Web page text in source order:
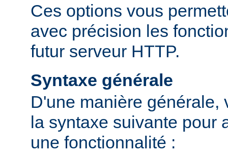
Ces options vous
avec précision les
futur serveur HTTP.
Syntaxe générale
D'une manière générale,
la syntaxe suivante pour
une fonctionnalité :